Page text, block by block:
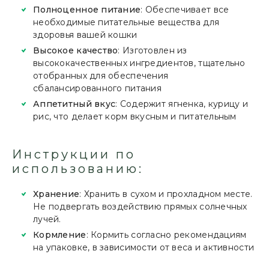
Полноценное питание: Обеспечивает все
необходимые питательные вещества для
здоровья вашей кошки
Высокое качество: Изготовлен из
высококачественных ингредиентов, тщательно
отобранных для обеспечения
сбалансированного питания
Аппетитный вкус: Содержит ягненка, курицу и
рис, что делает корм вкусным и питательным
Инструкции по
использованию:
Хранение: Хранить в сухом и прохладном месте.
Не подвергать воздействию прямых солнечных
лучей.
Кормление: Кормить согласно рекомендациям
на упаковке, в зависимости от веса и активности